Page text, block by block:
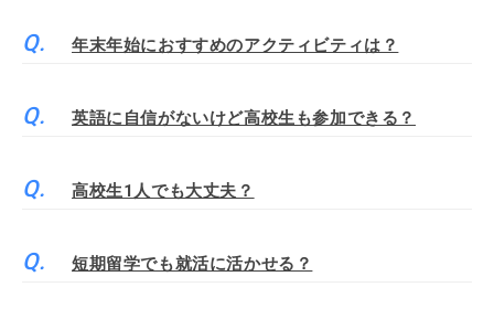
年末年始におすすめのアクティビティは？
英語に自信がないけど高校生も参加できる？
高校生1人でも大丈夫？
短期留学でも就活に活かせる？